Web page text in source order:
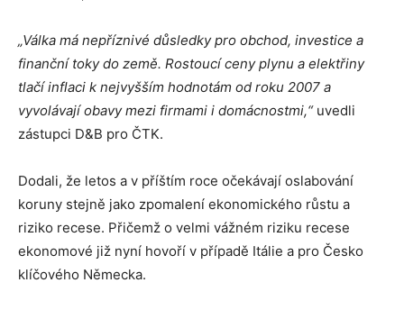
„Válka má nepříznivé důsledky pro obchod, investice a
finanční toky do země. Rostoucí ceny plynu a elektřiny
tlačí inflaci k nejvyšším hodnotám od roku 2007 a
vyvolávají obavy mezi firmami i domácnostmi,“uvedli
zástupci D&B pro ČTK.
Dodali, že letos a v příštím roce očekávají oslabování
koruny stejně jako zpomalení ekonomického růstu a
riziko recese. Přičemž o velmi vážném riziku recese
ekonomové již nyní hovoří v případě Itálie a pro Česko
klíčového Německa.